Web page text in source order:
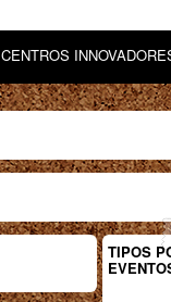
CENTROS
TIPOS